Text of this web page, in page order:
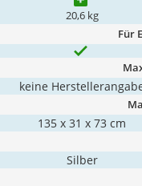
20,6 kg
Für
keine
135 x 31 x 73 cm
Silber